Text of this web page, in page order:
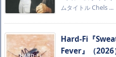
ムタイトル Chels ...
Hard-Fi『
Fever』（2026